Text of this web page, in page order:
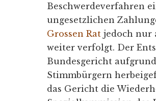
Beschwerdeverfahren
ungesetzlichen
Grossen Rat jedoch nur
weiter verfolgt. Der
Bundesgericht
Stimmbürgern
das Gericht die